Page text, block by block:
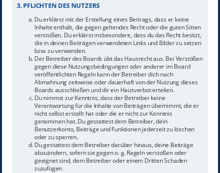
3. PFLICHTEN DES NUTZERS
Du erklärst mit der Erstellung eines Beitrags, dass er keine
Inhalte enthält, die gegen geltendes Recht oder die guten Sitten
verstoßen. Du erklärst insbesondere, dass du das Recht besitzt,
die in deinen Beiträgen verwendeten Links und Bilder zu setzen
bzw. zu verwenden.
Der Betreiber des Boards übt das Hausrecht aus. Bei Verstößen
gegen diese Nutzungsbedingungen oder anderer im Board
veröffentlichten Regeln kann der Betreiber dich nach
Abmahnung zeitweise oder dauerhaft von der Nutzung dieses
Boards ausschließen und dir ein Hausverbot erteilen.
Du nimmst zur Kenntnis, dass der Betreiber keine
Verantwortung für die Inhalte von Beiträgen übernimmt, die er
nicht selbst erstellt hat oder die er nicht zur Kenntnis
genommen hat. Du gestattest dem Betreiber, dein
Benutzerkonto, Beiträge und Funktionen jederzeit zu löschen
oder zu sperren.
Du gestattest dem Betreiber darüber hinaus, deine Beiträge
abzuändern, sofern sie gegen o. g. Regeln verstoßen oder
geeignet sind, dem Betreiber oder einem Dritten Schaden
zuzufügen.